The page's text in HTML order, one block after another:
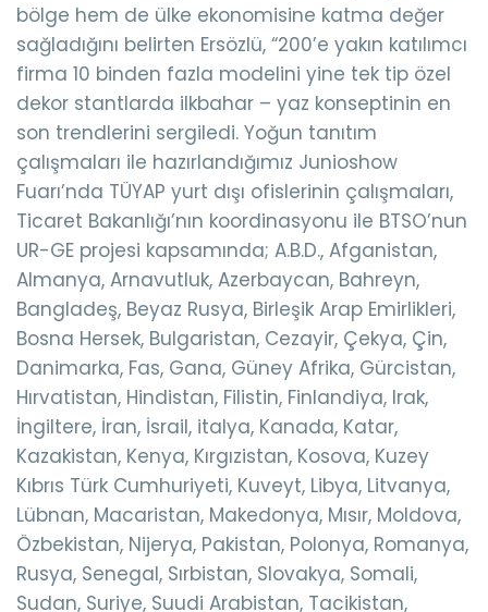
bölge hem de ülke ekonomisine katma değer
sağladığını belirten Ersözlü, “200’e yakın katılımcı
firma 10 binden fazla modelini yine tek tip özel
dekor stantlarda ilkbahar – yaz konseptinin en
son trendlerini sergiledi. Yoğun tanıtım
çalışmaları ile hazırlandığımız Junioshow
Fuarı’nda TÜYAP yurt dışı ofislerinin çalışmaları,
Ticaret Bakanlığı’nın koordinasyonu ile BTSO’nun
UR-GE projesi kapsamında; A.B.D., Afganistan,
Almanya, Arnavutluk, Azerbaycan, Bahreyn,
Bangladeş, Beyaz Rusya, Birleşik Arap Emirlikleri,
Bosna Hersek, Bulgaristan, Cezayir, Çekya, Çin,
Danimarka, Fas, Gana, Güney Afrika, Gürcistan,
Hırvatistan, Hindistan, Filistin, Finlandiya, Irak,
İngiltere, İran, İsrail, italya, Kanada, Katar,
Kazakistan, Kenya, Kırgızistan, Kosova, Kuzey
Kıbrıs Türk Cumhuriyeti, Kuveyt, Libya, Litvanya,
Lübnan, Macaristan, Makedonya, Mısır, Moldova,
Özbekistan, Nijerya, Pakistan, Polonya, Romanya,
Rusya, Senegal, Sırbistan, Slovakya, Somali,
Sudan, Suriye, Suudi Arabistan, Tacikistan,